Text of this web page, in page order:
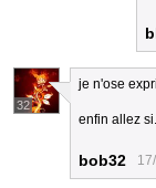
32
je n'ose
enfin allez
bob32